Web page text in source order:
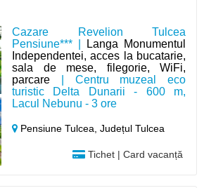
Cazare Revelion Tulcea
Pensiune*** |
Langa Monumentul
Independentei, acces la bucatarie,
sala de mese, filegorie, WiFi,
parcare | Centru muzeal eco
turistic Delta Dunarii - 600 m,
Lacul Nebunu - 3 ore
Pensiune Tulcea,Județul Tulcea
Tichet | Card vacanță